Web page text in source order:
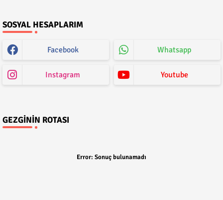
SOSYAL HESAPLARIM
Facebook Whatsapp
Instagram Youtube
GEZGININ ROTASI
Error: Sonuç bulunamadı